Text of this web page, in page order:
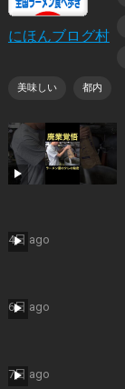
にほんブログ村
美味しい 都内
4日 ago
6日 ago
7日 ago